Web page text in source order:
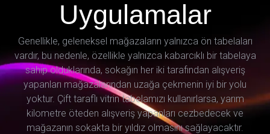
Uygulamalar
Genellikle, geleneksel mağazaların yalnızca ön tabelaları
vardır, bu nedenle, özellikle yalnızca kabarcıklı bir tabelaya
sahip olduklarında, sokağın her iki tarafından alışveriş
yapanları mağazalarından uzağa çekmenin iyi bir yolu
yoktur. Çift taraflı vitrin tabelamızı kullanırlarsa, yarım
kilometre öteden alışveriş yapanları cezbedecek ve
mağazanın sokakta bir yıldız olmasını sağlayacaktır.